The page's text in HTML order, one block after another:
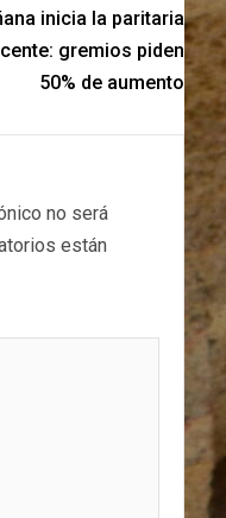
inicia la paritaria
gremios piden
50% de aumento
no será
están